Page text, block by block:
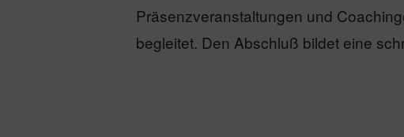
Präsenzveranstaltungen und
begleitet. Den Abschluß bildet eine